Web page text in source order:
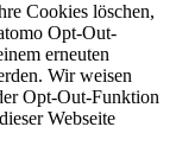
Cookies löschen,
Opt-Out-
erneuten
Wir weisen
Opt-Out-Funktion
Webseite